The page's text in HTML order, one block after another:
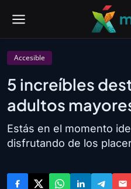
Accesible
5 increíbles
adultos
Estás en el momento
disfrutando de los